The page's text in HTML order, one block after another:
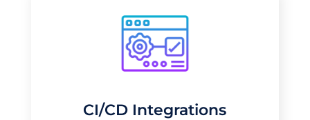
CI/CD Integrations